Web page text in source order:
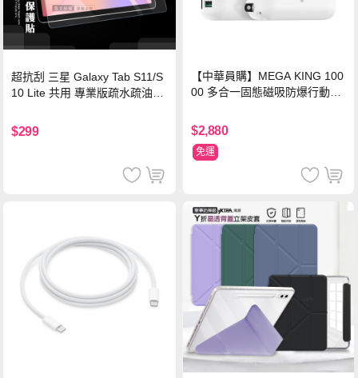
超抗刮 三星 Galaxy Tab S11/S
10 Lite 共用 專業版疏水疏油9H
$299
【中華員購】MEGA KING 100
00 多合一固態磁吸防爆行動電
$2,880
免運